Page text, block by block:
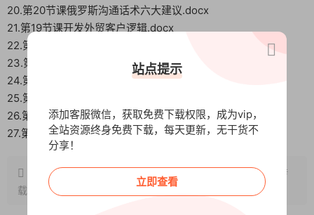
20.第20节课俄罗斯沟通话术六大建议.docx
21.第19节课开发外贸客户逻辑.docx
22.第22节WhatsApp入门技巧及运营详细教程.pdf
23.第23节WhatsApp最全使用攻略.docx
24.第24节俄罗斯人做生意的特点.pdf
25.第25节Instagram深度解析.docx
26.第26节Instagram注册运营技巧.pdf
27.第27节YANDEX怎么翻译.mp4
原文链接： http://www.wangxunke.cn/ds/10455.html
，转
载请注明出处~~~
站点提示
添加客服微信，获取免费下载权限，成为vip，
全站资源终身免费下载，每天更新，无干货不
分享！
立即查看